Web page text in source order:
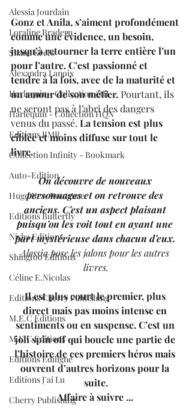
Alessia Jourdain
Loraline Bradern
Shana Keers
Alexandra Lanoix
Harlequin - Collection &H
Harlequin - Collection HQN
Editions BMR
Collection Infinity - Bookmark
Auto-Edition
Hugo New Romance
Editions Butterfly
Nisha Editions
Shingfoo Editions
Céline E.Nicolas
Editions Cherry Publishing
M.E.C Editions
M.E.C Editions
Editions Ediligne
Editions J'ai Lu
Cherry Publishing
Gonz et Anila, s’aiment profondément
comme une évidence, un besoin,
jusqu’à retourner la terre entière l’un
pour l’autre. C’est passionné et
tendre à la fois, avec de la maturité et
un amour de son métier. Pourtant, ils
ne seront pas à l’abri des dangers
venus du passé. La tension est plus
ciblée et moins diffuse sur tout le
livre.
On découvre de nouveaux
personnages et on retrouve des
anciens. C’est un aspect plaisant
puisqu’on les voit tout en ayant une
part mystérieuse dans chacun d’eux.
Alessia pose les jalons pour les autres
livres.
Il est plus court le premier, plus
direct mais pas moins intense en
sentiments ou en suspense. C’est un
joli spin off qui boucle une partie de
l’histoire de ces premiers héros mais
ouvrent d’autres horizons pour la
suite.
Affaire à suivre ...